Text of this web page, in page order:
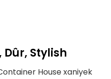
Dûr, Stylish
House xaniyek